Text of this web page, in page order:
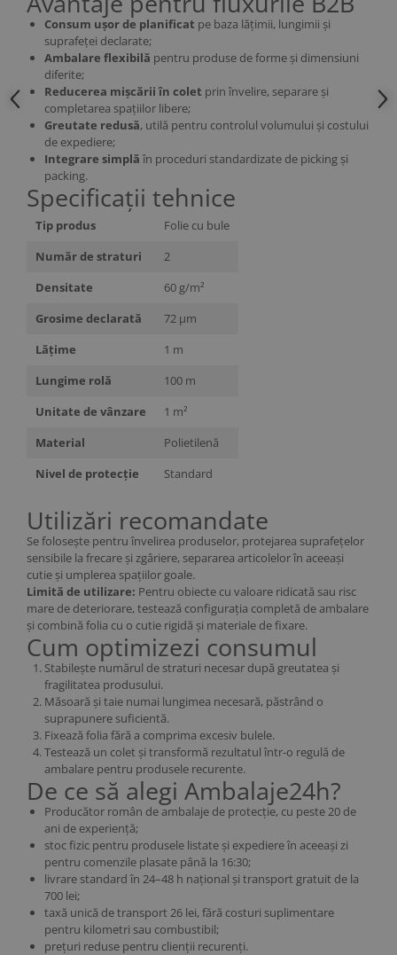
Consum ușor de planificat pe baza lățimii, lungimii și
suprafeței declarate;
Ambalare flexibilă pentru produse de forme și dimensiuni
diferite;
Reducerea mișcării în colet prin învelire, separare și
completarea spațiilor libere;
Greutate redusă, utilă pentru controlul volumului și costului
de expediere;
Integrare simplă în proceduri standardizate de picking și
packing.
Specificații tehnice
Tip produs
Folie cu bule
Număr de straturi
2
Densitate
60 g/m²
Grosime declarată
72 µm
Lățime
1 m
Lungime rolă
100 m
Unitate de vânzare
1 m²
Material
Polietilenă
Nivel de protecție
Standard
Utilizări recomandate
Se folosește pentru învelirea produselor, protejarea suprafețelor
sensibile la frecare și zgâriere, separarea articolelor în aceeași
cutie și umplerea spațiilor goale.
Limită de utilizare: Pentru obiecte cu valoare ridicată sau risc
mare de deteriorare, testează configurația completă de ambalare
și combină folia cu o cutie rigidă și materiale de fixare.
Cum optimizezi consumul
Stabilește numărul de straturi necesar după greutatea și
fragilitatea produsului.
Măsoară și taie numai lungimea necesară, păstrând o
suprapunere suficientă.
Fixează folia fără a comprima excesiv bulele.
Testează un colet și transformă rezultatul într-o regulă de
ambalare pentru produsele recurente.
De ce să alegi Ambalaje24h?
Producător român de ambalaje de protecție, cu peste 20 de
ani de experiență;
stoc fizic pentru produsele listate și expediere în aceeași zi
pentru comenzile plasate până la 16:30;
livrare standard în 24–48 h național și transport gratuit de la
700 lei;
taxă unică de transport 26 lei, fără costuri suplimentare
pentru kilometri sau combustibil;
prețuri reduse pentru clienții recurenți.